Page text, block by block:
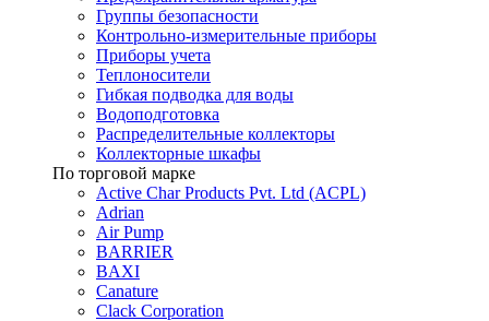
Группы безопасности
Контрольно-измерительные приборы
Приборы учета
Теплоносители
Гибкая подводка для воды
Водоподготовка
Распределительные коллекторы
Коллекторные шкафы
По торговой марке
Active Char Products Pvt. Ltd (ACPL)
Adrian
Air Pump
BARRIER
BAXI
Canature
Clack Corporation